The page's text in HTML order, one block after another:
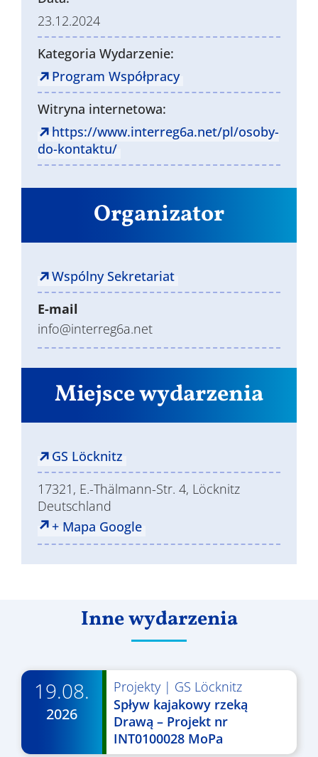
23.12.2024
Kategoria Wydarzenie:
Program Współpracy
Witryna internetowa:
https://www.interreg6a.net/pl/osoby-
do-kontaktu/
Miejsce wydarzenia
GS Löcknitz
17321, E.-Thälmann-Str. 4, Löcknitz
Deutschland
+ Mapa Google
Organizator
Wspólny Sekretariat
E-mail
info@interreg6a.net
Inne wydarzenia
19.08.
2026
Projekty| GS Löcknitz
Spływ kajakowy rzeką
Drawą – Projekt nr
INT0100028 MoPa